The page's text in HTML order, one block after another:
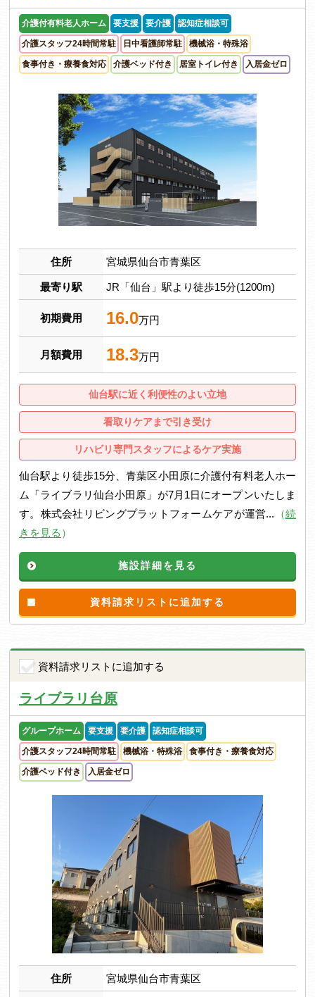
介護付有料老人ホーム 要支援 要介護 認知症相談可
介護スタッフ24時間常駐 日中看護師常駐 機械浴・特殊浴
食事付き・療養食対応 介護ベッド付き 居室トイレ付き 入居金ゼロ
住所 宮城県仙台市青葉区
最寄り駅 JR「仙台」駅より徒歩15分(1200m)
初期費用 16.0万円
月額費用 18.3万円
仙台駅に近く利便性のよい立地
看取りケアまで引き受け
リハビリ専門スタッフによるケア実施
仙台駅より徒歩15分、青葉区小田原に介護付有料老人ホー
ム「ライブラリ仙台小田原」が7月1日にオープンいたしま
す。株式会社リビングプラットフォームケアが運営... （続
きを見る ）
施設詳細を見る
資料請求リストに追加する
資料請求リストに追加する
ライブラリ台原
グループホーム 要支援 要介護 認知症相談可
介護スタッフ24時間常駐 機械浴・特殊浴 食事付き・療養食対応
介護ベッド付き 入居金ゼロ
住所 宮城県仙台市青葉区